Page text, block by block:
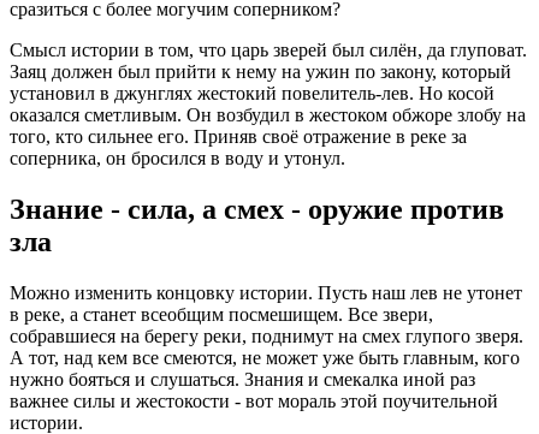
сразиться с более могучим соперником?
Смысл истории в том, что царь зверей был силён, да глуповат.
Заяц должен был прийти к нему на ужин по закону, который
установил в джунглях жестокий повелитель-лев. Но косой
оказался сметливым. Он возбудил в жестоком обжоре злобу на
того, кто сильнее его. Приняв своё отражение в реке за
соперника, он бросился в воду и утонул.
Знание - сила, а смех - оружие против
зла
Можно изменить концовку истории. Пусть наш лев не утонет
в реке, а станет всеобщим посмешищем. Все звери,
собравшиеся на берегу реки, поднимут на смех глупого зверя.
А тот, над кем все смеются, не может уже быть главным, кого
нужно бояться и слушаться. Знания и смекалка иной раз
важнее силы и жестокости - вот мораль этой поучительной
истории.